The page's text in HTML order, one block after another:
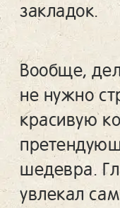
закладок.
Вообще,
не нужно
красивую
шедевра.
увлекал